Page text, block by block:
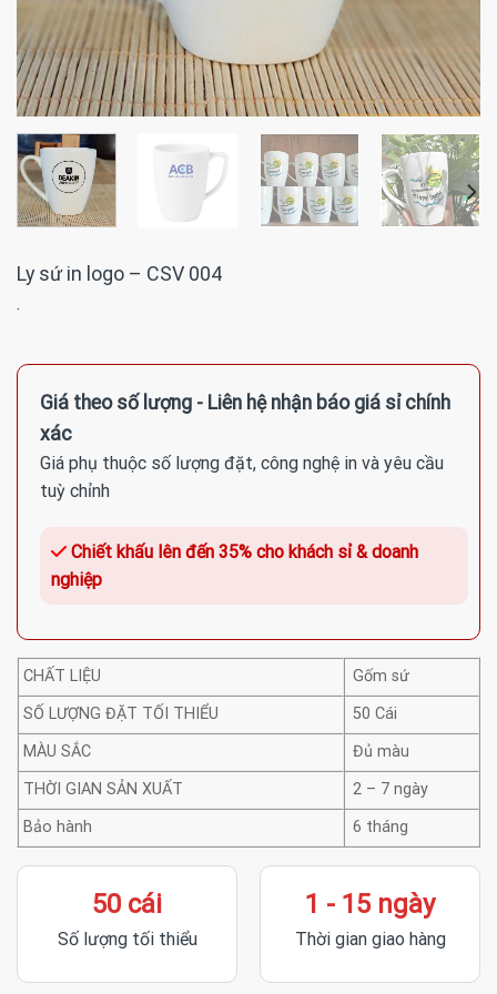
Ly sứ in logo – CSV 004
·
Giá theo số lượng - Liên hệ nhận báo giá sỉ chính
xác
Giá phụ thuộc số lượng đặt, công nghệ in và yêu cầu
tuỳ chỉnh
Chiết khấu lên đến 35% cho khách sỉ & doanh
nghiệp
CHẤT LIỆU
Gốm sứ
SỐ LƯỢNG ĐẶT TỐI THIỂU
50 Cái
MÀU SẮC
Đủ màu
THỜI GIAN SẢN XUẤT
2 – 7 ngày
Bảo hành
6 tháng
50 cái
Số lượng tối thiểu
1 - 15 ngày
Thời gian giao hàng